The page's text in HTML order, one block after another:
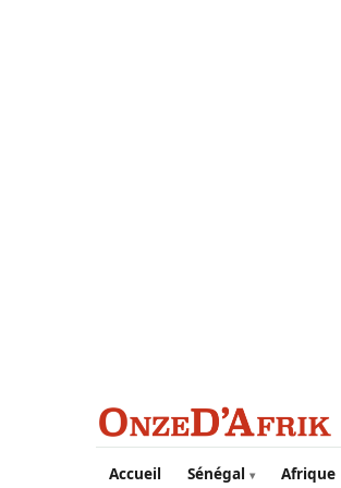
Aller au contenu principal
Accueil Sénégal Afrique